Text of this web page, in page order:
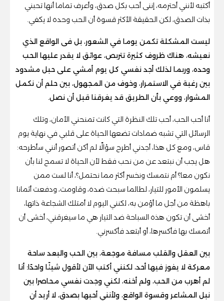
أكتبه لأنني أحترمه، إننى أحب بكل صدق، وأعرف تماما أنها تحبني
بذات الصدق، لكن الحقيقة الأكثر قسوة أن الحب وحده لا يكفي.
ليست المشكلة تكمن يوما في الشعور، بل فى الواقع الذي
نعيشه، هناك ظروف كثيرة تتربص، عوائق لا يقدر عليها الحب
وحده، وربما لذلك أجد نفسي كل يوم أمشي على حبل مشدود
بين رغبة في الاستمرار، وخوف من المجهول، بين حلم أن نكمل
المشوار، ووعي بأن الطريق قد يغرقنا قبل أن نصل.
أنا أحب الحب، أحب تلك النظرة التي كانت تمنحني الأمان، وتلك
الرسائل التي تشبه ضمادات تضعها الحياة على قلبي في نهاية يوم
قاس، ومع كل هذا، أجدني أطرح سؤالًا لم أكن أتصور أنني سأطرحه:
هل يجب أن نبتعد عن من نحب فقط لأن الحياة لا تسمح لنا بأن
نكون معا؟ أم نتمسك ونخسر أكثر مما نحتمل؟، أنا لست ممن
يسلمون الأمور للتيار، لطالما سبحت ضده، وقاومت، ودفعت أثمانا
باهظة من أجل ما أؤمن به، لكنني اليوم لا أمتلك الشجاعة ذاتها،
أخشى أن تكون هذه السباحة ضد التيار هي ما سيغرقني، أخشى أن
أتمسك بها فأكسرها، أو أبتعد فأكسرني.
بين العقل والقلب مسافة موجعة، بين الحب والبعد ساحة
معركة لا يفوز فيها أحد، لكنني أكتب الآن لأقول شيئًا واحدًا: أنا
لم أهرب من الحب، ولم أخنه، لكني وجدت نفسي محاصرا بين
نبل المشاعر وقسوة الواقع، ولأنني أحبها بصدق، لا أريد أن